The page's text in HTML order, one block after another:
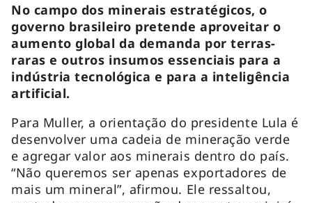
No campo dos minerais estratégicos, o
governo brasileiro pretende aproveitar o
aumento global da demanda por terras-
raras e outros insumos essenciais para a
indústria tecnológica e para a inteligência
artificial.
Para Muller, a orientação do presidente Lula é
desenvolver uma cadeia de mineração verde
e agregar valor aos minerais dentro do país.
“Não queremos ser apenas exportadores de
mais um mineral”, afirmou. Ele ressaltou,